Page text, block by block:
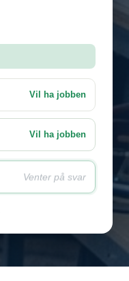
Vil ha jobben
Vil ha jobben
Venter på svar